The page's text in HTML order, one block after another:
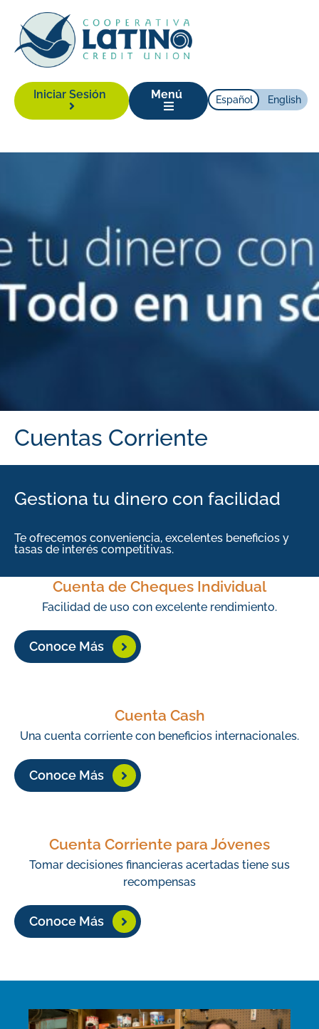
Iniciar Sesión Menú Español English
Cuentas Corriente
Gestiona tu dinero con facilidad
Te ofrecemos conveniencia, excelentes beneficios y
tasas de interés competitivas.
Cuenta de Cheques Individual
Facilidad de uso con excelente rendimiento.
Conoce Más
Cuenta Cash
Una cuenta corriente con beneficios internacionales.
Conoce Más
Cuenta Corriente para Jóvenes
Tomar decisiones financieras acertadas tiene sus
recompensas
Conoce Más